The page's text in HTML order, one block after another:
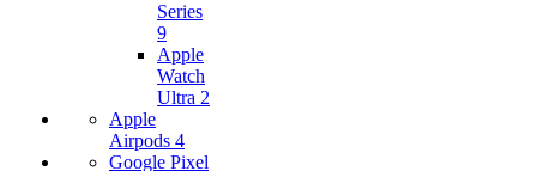
Series
9
Apple
Watch
Ultra 2
Apple
Airpods 4
Google Pixel